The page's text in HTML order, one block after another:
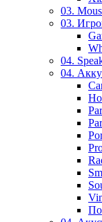
03.
03.
04.
04.